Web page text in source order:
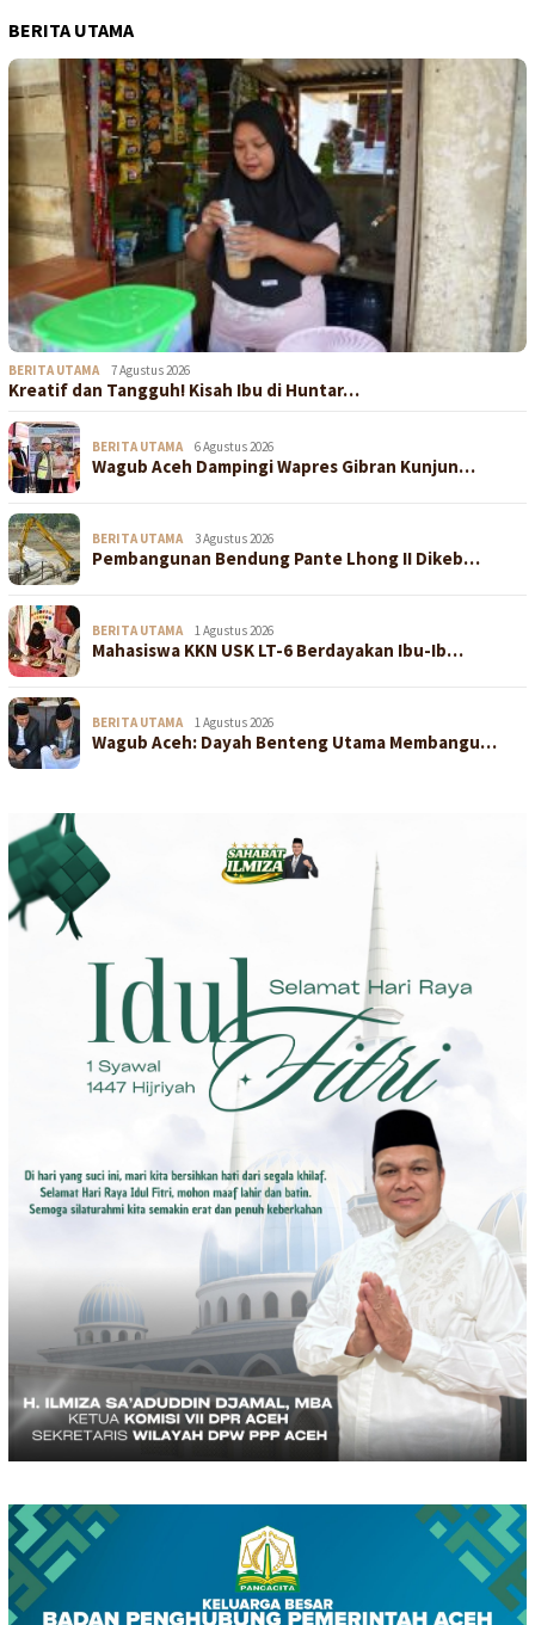
BERITA UTAMA
BERITA UTAMA 7 Agustus 2026
Kreatif dan Tangguh! Kisah Ibu di Huntar…
BERITA UTAMA 6 Agustus 2026
Wagub Aceh Dampingi Wapres Gibran Kunjun…
BERITA UTAMA 3 Agustus 2026
Pembangunan Bendung Pante Lhong II Dikeb…
BERITA UTAMA 1 Agustus 2026
Mahasiswa KKN USK LT-6 Berdayakan Ibu-Ib…
BERITA UTAMA 1 Agustus 2026
Wagub Aceh: Dayah Benteng Utama Membangu…